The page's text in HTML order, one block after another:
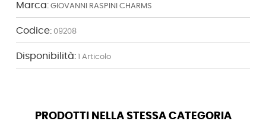
Marca: GIOVANNI RASPINI CHARMS
Codice: 09208
Disponibilità: 1 Articolo
PRODOTTI NELLA STESSA CATEGORIA